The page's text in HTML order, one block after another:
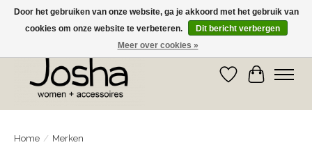
GRATIS OPHALEN IN DE WINKEL EN GRATIS VERZENDING VANAF € 75,00
Verlanglijst
Home / Merken
Door het gebruiken van onze website, ga je akkoord met het gebruik van
cookies om onze website te verbeteren.
Dit bericht verbergen
Meer over cookies »